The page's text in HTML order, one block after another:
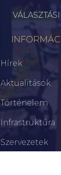
Hírek
Aktualitások
Történelem
Infrastruktúra
Szervezetek